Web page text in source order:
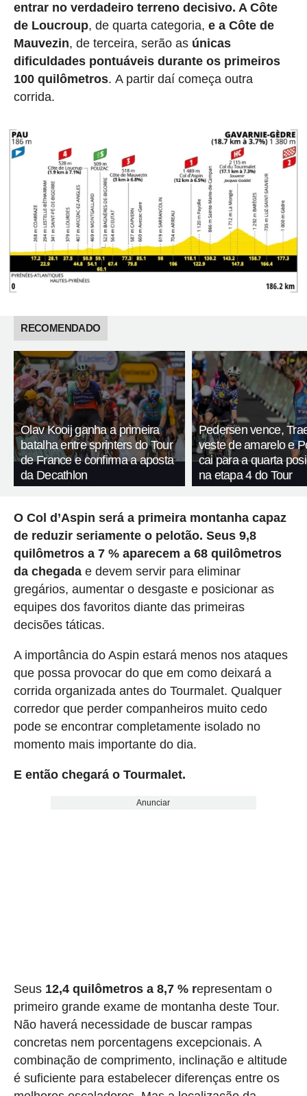
entrar no verdadeiro terreno decisivo. A Côte
de Loucroup, de quarta categoria, e a Côte de
Mauvezin, de terceira, serão as únicas
dificuldades pontuáveis durante os primeiros
100 quilômetros. A partir daí começa outra
corrida.
RECOMENDADO
Olav Kooij ganha a primeira
batalha entre sprinters do Tour
de France e confirma a aposta
da Decathlon
Pedersen vence,
veste de amarelo e
cai para a quarta
na etapa 4 do Tour
O Col d’Aspin será a primeira montanha capaz
de reduzir seriamente o pelotão. Seus 9,8
quilômetros a 7 % aparecem a 68 quilômetros
da chegada e devem servir para eliminar
gregários, aumentar o desgaste e posicionar as
equipes dos favoritos diante das primeiras
decisões táticas.
A importância do Aspin estará menos nos ataques
que possa provocar do que em como deixará a
corrida organizada antes do Tourmalet. Qualquer
corredor que perder companheiros muito cedo
pode se encontrar completamente isolado no
momento mais importante do dia.
E então chegará o Tourmalet.
Anunciar
Seus 12,4 quilômetros a 8,7 % representam o
primeiro grande exame de montanha deste Tour.
Não haverá necessidade de buscar rampas
concretas nem porcentagens excepcionais. A
combinação de comprimento, inclinação e altitude
é suficiente para estabelecer diferenças entre os